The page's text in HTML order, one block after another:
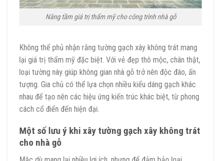
Nâng tầm giá trị thẩm mỹ cho công trình nhà gỗ
Không thể phủ nhận rằng tường gạch xây không trát mang
lại giá trị thẩm mỹ đặc biệt. Với vẻ đẹp thô mộc, chân thật,
loại tường này giúp không gian nhà gỗ trở nên độc đáo, ấn
tượng. Gia chủ có thể lựa chọn nhiều kiểu dáng gạch khác
nhau để tạo nên các hiệu ứng kiến trúc khác biệt, từ phong
cách cổ điển đến hiện đại.
Một số lưu ý khi xây tường gạch xây không trát
cho nhà gỗ